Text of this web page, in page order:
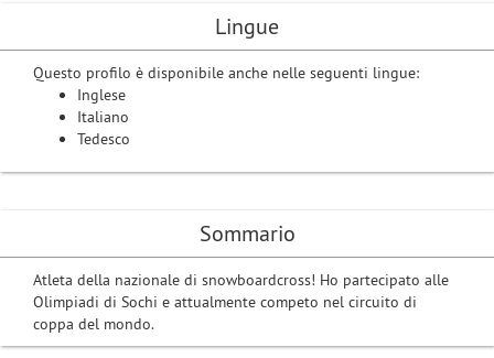
Sommario
Atleta della nazionale di snowboardcross! Ho partecipato alle
Olimpiadi di Sochi e attualmente competo nel circuito di
coppa del mondo.
Lingue
Questo profilo è disponibile anche nelle seguenti lingue:
Inglese
Italiano
Tedesco